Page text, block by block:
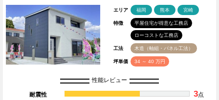
エリア 福岡 熊本 宮崎
特徴 平屋住宅が得意な工務店
ローコストな工務店
工法 木造（軸組・パネル工法）
坪単価 34 ～ 40 万円
性能レビュー
耐震性 3点